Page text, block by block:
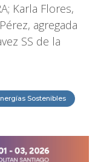
Karla Flores,
agregada
SS de la
Sostenibles